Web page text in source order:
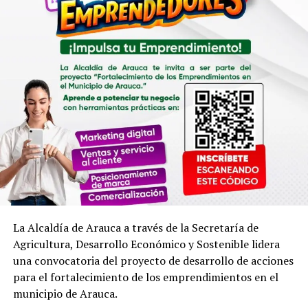
Asojuntas, Ediles, consejo y plataforma de juventud del
municipio de Arauca, con un tiempo de ejecución de dos
“Esta es una apuesta del señor alcalde, con el propósito
que tengan oficinas totalmente dotadas y cuenten con
un lugar adecuado con cercanía a todas las secretarías
del despacho y la gestión que necesitan sea más rápida y
eficiente”, enfatizó César Valderrama, secretario de
gobierno municipal.
La Alcaldía de Arauca a través de la Secretaría de
Agricultura, Desarrollo Económico y Sostenible lidera
una convocatoria del proyecto de desarrollo de acciones
para el fortalecimiento de los emprendimientos en el
municipio de Arauca.